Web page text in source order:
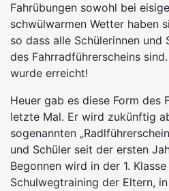
Fahrübungen sowohl bei
schwülwarmen Wetter haben
so dass alle Schülerinnen und
des Fahrradführerscheins
wurde erreicht!
Heuer gab es diese Form des
letzte Mal. Er wird zukünftig
sogenannten
und Schüler seit der ersten
Begonnen wird in der 1.
Schulwegtraining der Eltern,